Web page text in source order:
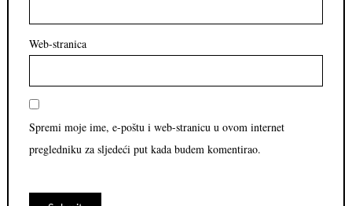
Web-stranica
Spremi moje ime, e-poštu i web-stranicu u ovom internet
pregledniku za sljedeći put kada budem komentirao.